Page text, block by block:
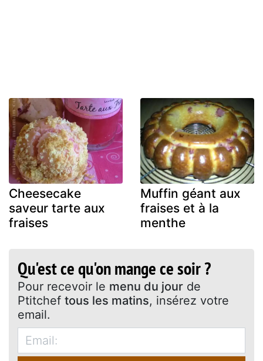
Cheesecake
saveur tarte aux
fraises
Muffin géant aux
fraises et à la
menthe
Qu'est ce qu'on mange ce soir ?
Pour recevoir le menu du jour de
Ptitchef tous les matins, insérez votre
email.